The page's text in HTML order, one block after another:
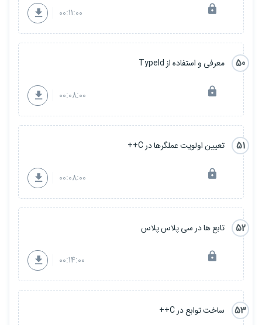
00:11:00
50 معرفی و استفاده از TypeId
00:08:00
51 تعیین اولویت عملگرها در C++
00:08:00
52 تابع ها در سی پلاس پلاس
00:14:00
53 ساخت توابع در C++